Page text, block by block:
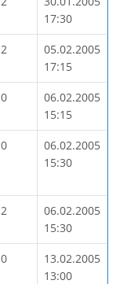
17:30
05.02.2005
17:15
06.02.2005
15:15
06.02.2005
15:30
06.02.2005
15:30
13.02.2005
13:00